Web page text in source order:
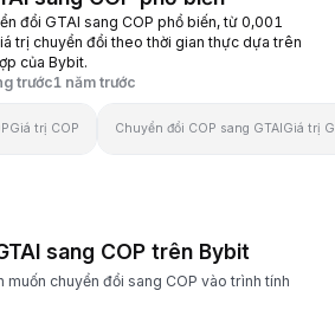
đổi GTAI sang COP phổ biến, từ 0,001
trị chuyển đổi theo thời gian thực dựa trên
của Bybit.
trước1 năm trước
Giá trị COP Chuyển đổi COP sang GTAIGiá trị
sang COP trên Bybit
muốn chuyển đổi sang COP vào trình tính